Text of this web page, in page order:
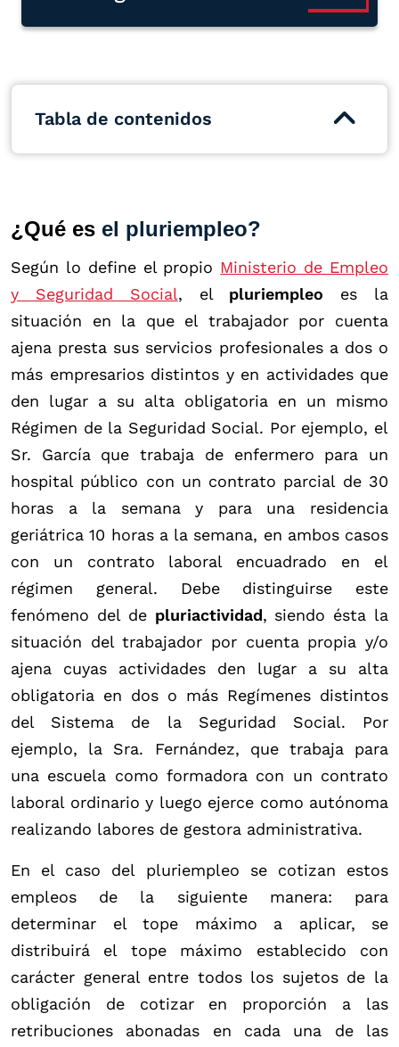
Tabla de contenidos
¿Qué es el pluriempleo?
Según lo define el propio Ministerio de Empleo
y Seguridad Social, el pluriempleo es la
situación en la que el trabajador por cuenta
ajena presta sus servicios profesionales a dos o
más empresarios distintos y en actividades que
den lugar a su alta obligatoria en un mismo
Régimen de la Seguridad Social. Por ejemplo, el
Sr. García que trabaja de enfermero para un
hospital público con un contrato parcial de 30
horas a la semana y para una residencia
geriátrica 10 horas a la semana, en ambos casos
con un contrato laboral encuadrado en el
régimen general. Debe distinguirse este
fenómeno del de pluriactividad, siendo ésta la
situación del trabajador por cuenta propia y/o
ajena cuyas actividades den lugar a su alta
obligatoria en dos o más Regímenes distintos
del Sistema de la Seguridad Social. Por
ejemplo, la Sra. Fernández, que trabaja para
una escuela como formadora con un contrato
laboral ordinario y luego ejerce como autónoma
realizando labores de gestora administrativa.
En el caso del pluriempleo se cotizan estos
empleos de la siguiente manera: para
determinar el tope máximo a aplicar, se
distribuirá el tope máximo establecido con
carácter general entre todos los sujetos de la
obligación de cotizar en proporción a las
retribuciones abonadas en cada una de las